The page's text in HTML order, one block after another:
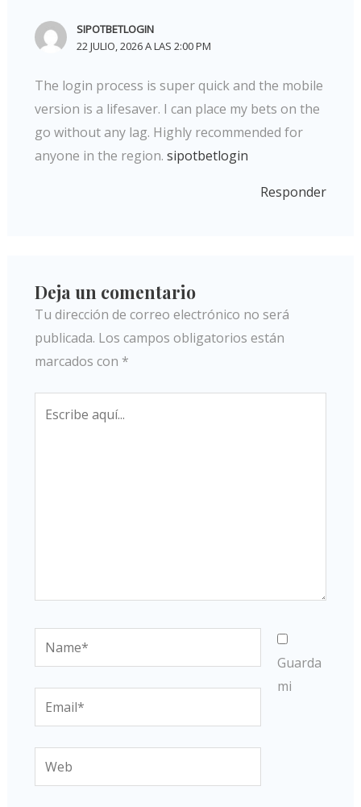
SIPOTBETLOGIN
22 JULIO, 2026 A LAS 2:00 PM
The login process is super quick and the mobile
version is a lifesaver. I can place my bets on the
go without any lag. Highly recommended for
anyone in the region. sipotbetlogin
Responder
Deja un comentario
Tu dirección de correo electrónico no será
publicada. Los campos obligatorios están
marcados con *
Name*
Email*
Web
Guarda
mi